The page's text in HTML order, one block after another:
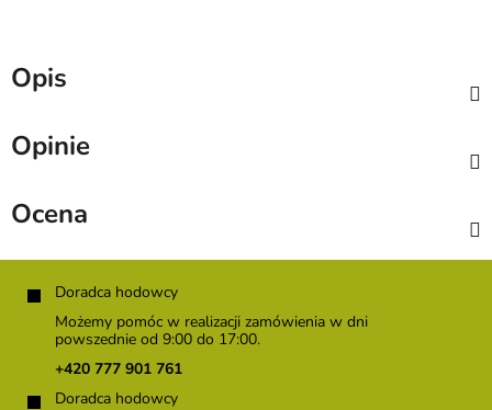
Opis
Opinie
Ocena
S
Doradca hodowcy
Możemy pomóc w realizacji zamówienia w dni
powszednie od 9:00 do 17:00.
+420 777 901 761
Doradca hodowcy